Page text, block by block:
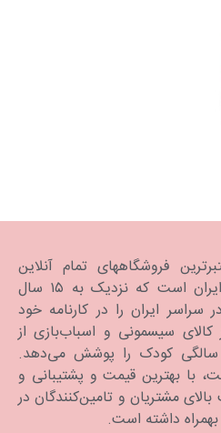
فروشگاههای تمام آنلاین
سیسمونی و اسباب‌بازی در ایران است که نزدیک به ۱۵ سال
ایران را در کارنامه خود
سیسمونی و اسباب‌بازی از
دوره بارداری تا بالاتر از 5 سالگی کودک را پوشش می‌دهد.
با بهترین قیمت و پشتیبانی و
مشتریان و تامین‌کنندگان در
داشته است.